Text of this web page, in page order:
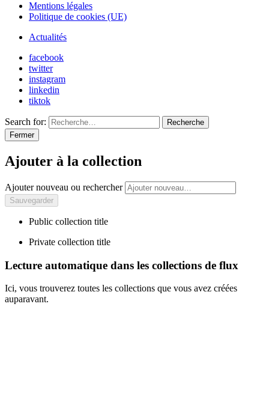
Mentions légales
Politique de cookies (UE)
Actualités
facebook
twitter
instagram
linkedin
tiktok
Search for:
Recherche
Fermer
Ajouter à la collection
Ajouter nouveau ou rechercher
Public collection title
Private collection title
Lecture automatique dans les collections de flux
Ici, vous trouverez toutes les collections que vous avez créées
auparavant.